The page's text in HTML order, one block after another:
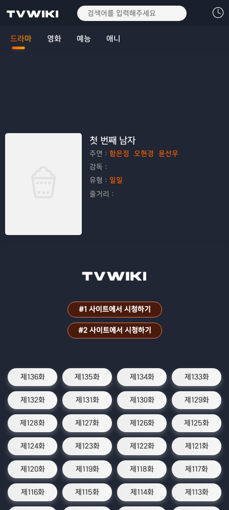
드라마 영화 예능 애니
첫 번째 남자
주연： 함은정 오현경 윤선우
감독：
유형： 일일
줄거리：
#1 사이트에서 시청하기
#2 사이트에서 시청하기
제136화 제135화 제134화 제133화
제132화 제131화 제130화 제129화
제128화 제127화 제126화 제125화
제124화 제123화 제122화 제121화
제120화 제119화 제118화 제117화
제116화 제115화 제114화 제113화